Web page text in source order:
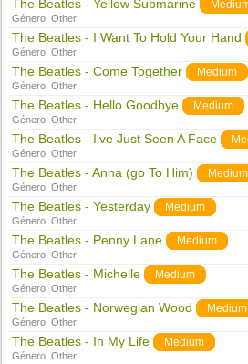
The Beatles - Yellow Submarine
Género:Other
The Beatles - I Want To Hold Your Hand
Género:Other
The Beatles - Come Together Medium
Género:Other
The Beatles - Hello Goodbye Medium
Género:Other
The Beatles - I've Just Seen A Face
Género:Other
The Beatles - Anna (go To Him) Medium
Género:Other
The Beatles - Yesterday Medium
Género:Other
The Beatles - Penny Lane Medium
Género:Other
The Beatles - Michelle Medium
Género:Other
The Beatles - Norwegian Wood Medium
Género:Other
The Beatles - In My Life Medium
Género:Other